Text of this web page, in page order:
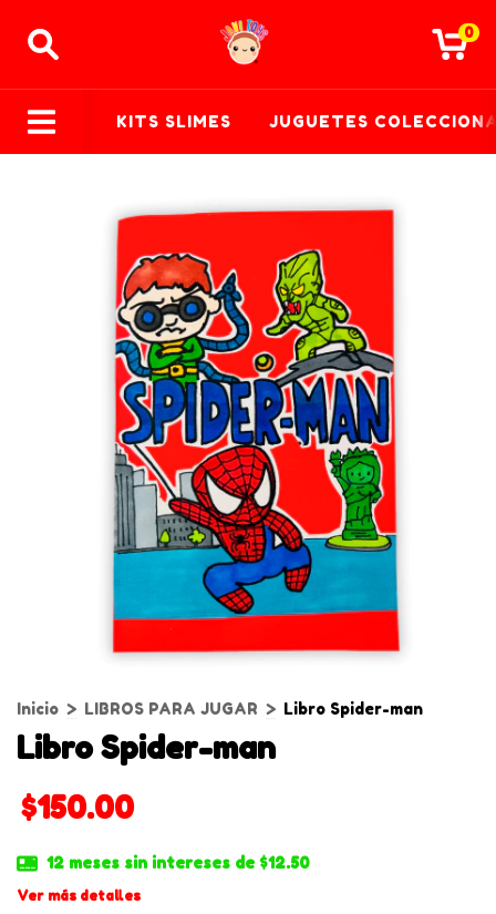
0
KITS SLIMES JUGUETES
Inicio > LIBROS PARA JUGAR > Libro Spider-man
Libro Spider-man
$150.00
12 meses sin intereses de $12.50
Ver más detalles